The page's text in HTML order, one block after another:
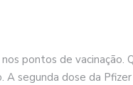
pontos de vacinação.
A segunda dose da